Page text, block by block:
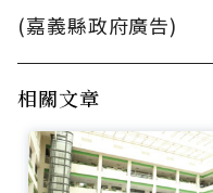
(嘉義縣政府廣告)
相關文章